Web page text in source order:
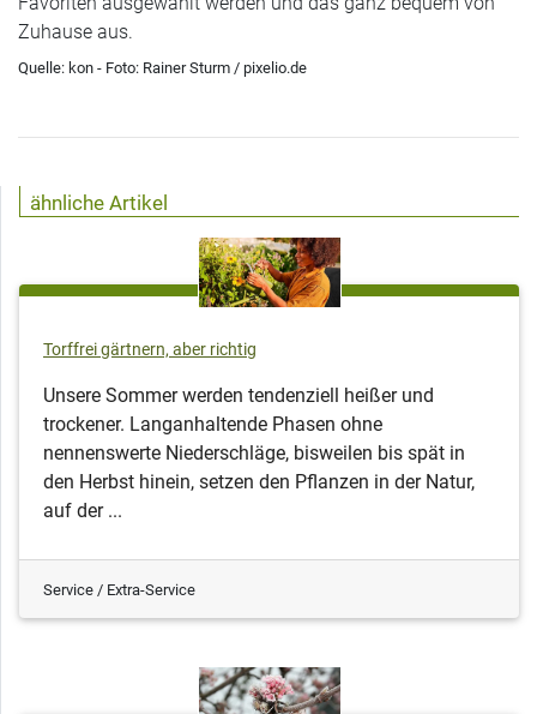
Zuhause aus.
Quelle: kon - Foto: Rainer Sturm / pixelio.de
ähnliche Artikel
Torffrei gärtnern, aber richtig
Unsere Sommer werden tendenziell heißer und
trockener. Langanhaltende Phasen ohne
nennenswerte Niederschläge, bisweilen bis spät in
den Herbst hinein, setzen den Pflanzen in der Natur,
auf der ...
Service / Extra-Service